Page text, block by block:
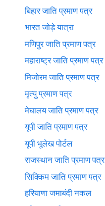
बिहार जाति प्रमाण पत्र
भारत जोड़े यात्रा
मणिपुर जाति प्रमाण पत्र
महाराष्ट्र जाति प्रमाण पत्र
मिजोरम जाति प्रमाण पत्र
मृत्यु प्रमाण पत्र
मेघालय जाति प्रमाण पत्र
यूपी जाति प्रमाण पत्र
यूपी भूलेख पोर्टल
राजस्थान जाति प्रमाण पत्र
सिक्किम जाति प्रमाण पत्र
हरियाणा जमाबंदी नकल